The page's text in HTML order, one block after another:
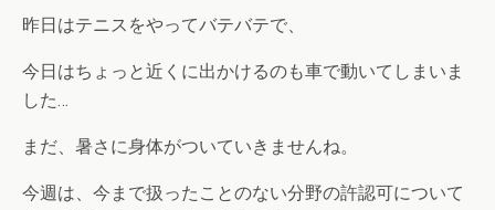
昨日はテニスをやってバテバテで、
今日はちょっと近くに出かけるのも車で動いてしまいま
した…
まだ、暑さに身体がついていきませんね。
今週は、今まで扱ったことのない分野の許認可について